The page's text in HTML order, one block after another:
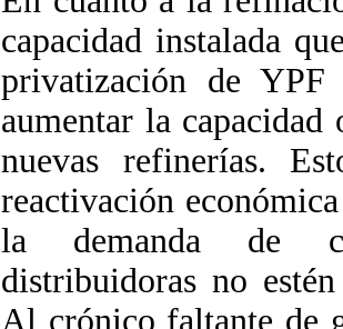
capacidad instalada
privatización de YPF
aumentar la
nuevas refinerías.
reactivación
la demanda de
distribuidoras no
Al crónico faltante de